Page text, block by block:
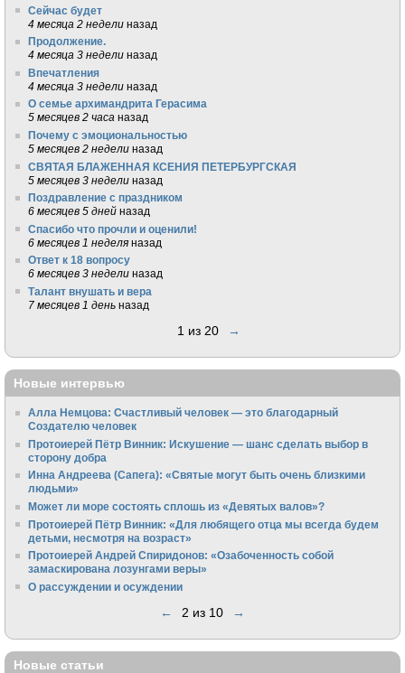
Сейчас будет
4 месяца 2 недели назад
Продолжение.
4 месяца 3 недели назад
Впечатления
4 месяца 3 недели назад
О семье архимандрита Герасима
5 месяцев 2 часа назад
Почему с эмоциональностью
5 месяцев 2 недели назад
СВЯТАЯ БЛАЖЕННАЯ КСЕНИЯ ПЕТЕРБУРГСКАЯ
5 месяцев 3 недели назад
Поздравление с праздником
6 месяцев 5 дней назад
Спасибо что прочли и оценили!
6 месяцев 1 неделя назад
Ответ к 18 вопросу
6 месяцев 3 недели назад
Талант внушать и вера
7 месяцев 1 день назад
1 из 20 →
Новые интервью
Алла Немцова: Счастливый человек — это благодарный
Создателю человек
Протоиерей Пётр Винник: Искушение — шанс сделать выбор в
сторону добра
Инна Андреева (Сапега): «Святые могут быть очень близкими
людьми»
Может ли море состоять сплошь из «Девятых валов»?
Протоиерей Пётр Винник: «Для любящего отца мы всегда будем
детьми, несмотря на возраст»
Протоиерей Андрей Спиридонов: «Озабоченность собой
замаскирована лозунгами веры»
О рассуждении и осуждении
← 2 из 10 →
Новые статьи